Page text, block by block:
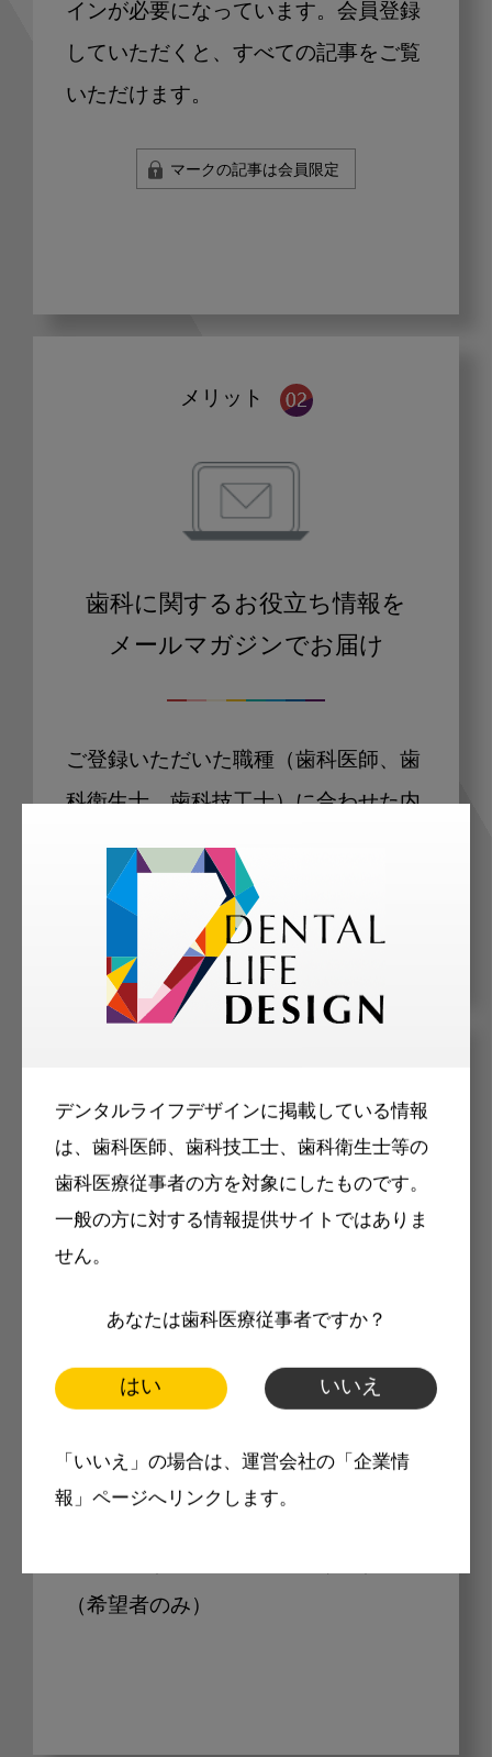
デンタルライフデザインに掲載している情報
は、歯科医師、歯科技工士、歯科衛生士等の
歯科医療従事者の方を対象にしたものです。
一般の方に対する情報提供サイトではありま
せん。
あなたは歯科医療従事者ですか？
はい いいえ
「いいえ」の場合は、運営会社の「企業情
報」ページへリンクします。
インが必要になっています。会員登録
していただくと、すべての記事をご覧
いただけます。
マークの記事は会員限定
メリット
歯科に関するお役立ち情報を
メールマガジンでお届け
ご登録いただいた職種（歯科医師、歯
科衛生士、歯科技工士）に合わせた内
容のメールマガジンをお届けします。
製品価格も閲覧可能
（希望者のみ）